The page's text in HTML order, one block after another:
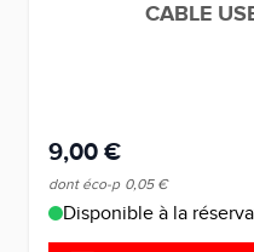
CABLE
9,00 €
dont éco-p 0,05 €
Disponible à la